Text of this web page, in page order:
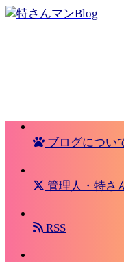
ブログについ
管理人・特さ
RSS